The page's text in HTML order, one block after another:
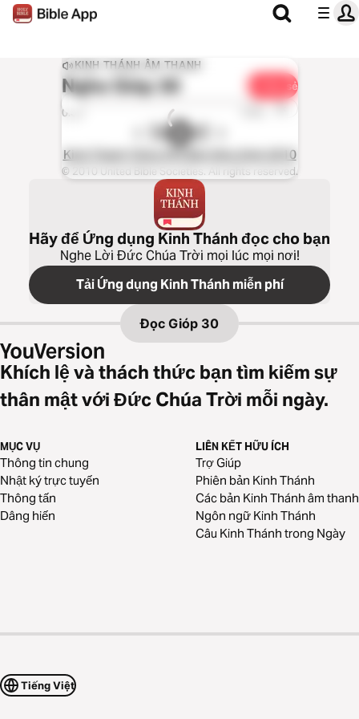
KINH THÁNH ÂM THANH
NgheGióp 30 Chia sẻ
0:00 1x
Kinh Thánh Tiếng Việt Bản Hiệu Đính 2010
© 2010 United Bible Societies. All rights reserved.
Hãy để Ứng dụng Kinh Thánh đọc cho bạn
Nghe Lời Đức Chúa Trời mọi lúc mọi nơi!
Tải Ứng dụng Kinh Thánh miễn phí
Đọc Gióp 30
Khích lệ và thách thức bạn tìm kiếm sự
thân mật với Đức Chúa Trời mỗi ngày.
MỤC VỤ
Thông tin chung
Nhật ký trực tuyến
Thông tấn
Dâng hiến
LIÊN KẾT HỮU ÍCH
Trợ Giúp
Phiên bản Kinh Thánh
Các bản Kinh Thánh âm thanh
Ngôn ngữ Kinh Thánh
Câu Kinh Thánh trong Ngày
Tiếng Việt